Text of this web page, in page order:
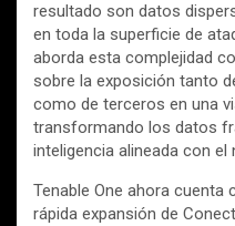
resultado son datos
en toda la superficie de
aborda esta complejidad
sobre la exposición tanto
como de terceros en una
transformando los datos
inteligencia alineada con el
Tenable One ahora cuenta
rápida expansión de